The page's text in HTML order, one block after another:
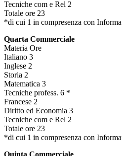
Tecniche com e Rel 2
Totale ore 23
*di cui 1 in compresenza con
Quarta Commerciale
Materia Ore
Italiano 3
Inglese 2
Storia 2
Matematica 3
Tecniche profess. 6 *
Francese 2
Diritto ed Economia 3
Tecniche com e Rel 2
Totale ore 23
*di cui 1 in compresenza con